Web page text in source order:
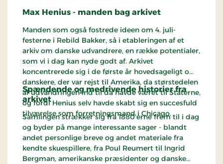
Max Henius - manden bag arkivet
Manden som også fostrede ideen om 4. juli-
festerne i Rebild Bakker, så i etableringen af et
arkiv om danske udvandrere, en række potentialer,
som vi i dag kan nyde godt af. Arkivet
koncentrerede sig i de første år hovedsageligt om
danskere, der var rejst til Amerika, da størstedelen
af udvandringen ind til da havde været til Staterne,
og fordi Henius selv havde skabt sig en succesfuld
tilværelse som forretningsmand i Chicago.
Spændende og medrivende historier fra
arkivet
Samlingen strækker sig fra 1880'erne frem til i dag
og byder på mange interessante sager - blandt
andet personlige breve og andet materiale fra
kendte skuespillere, fra Poul Reumert til Ingrid
Bergman, amerikanske præsidenter og danske